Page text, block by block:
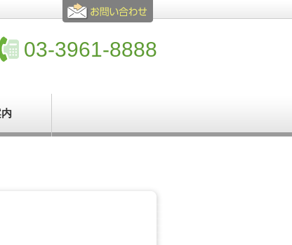
03-3961-8888